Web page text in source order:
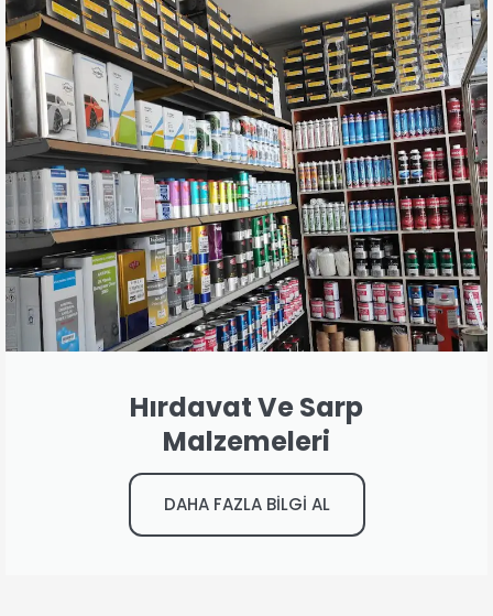
Hırdavat Ve Sarp
Malzemeleri
DAHA FAZLA BİLGİ AL